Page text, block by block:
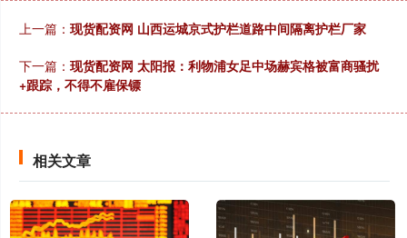
上一篇： 现货配资网 山西运城京式护栏道路中间隔离护栏厂家
下一篇： 现货配资网 太阳报：利物浦女足中场赫宾格被富商骚扰
+跟踪，不得不雇保镖
相关文章